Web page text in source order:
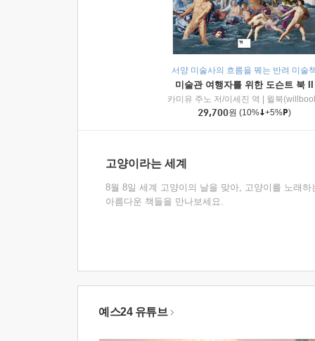
서양 미술사의 흐름을 꿰는 반려 미술
미술관 여행자를 위한 도슨트 북 II
카미유 주노 저/이세진 역
윌북
29,700원 (10% +5% )
고양이라는 세계
8월 8일 세계 고양이의 날을 맞아, 고양이를 노래하
아름다운 책들을 만나보세요.
예스24 유튜브